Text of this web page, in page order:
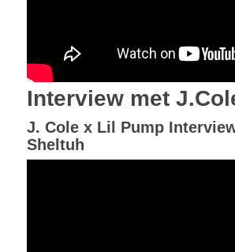
Interview met
J. Cole x Lil Pump
Sheltuh